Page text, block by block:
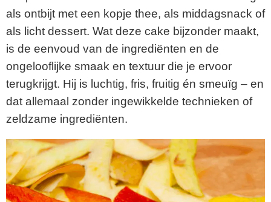
als ontbijt met een kopje thee, als middagsnack of
als licht dessert. Wat deze cake bijzonder maakt,
is de eenvoud van de ingrediënten en de
ongelooflijke smaak en textuur die je ervoor
terugkrijgt. Hij is luchtig, fris, fruitig én smeuïg – en
dat allemaal zonder ingewikkelde technieken of
zeldzame ingrediënten.